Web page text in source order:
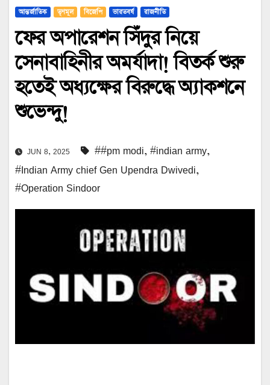
আন্তর্জাতিক তৃণমূল বিজেপি ভারতবর্ষ রাজনীতি
ফের অপারেশন সিঁদুর নিয়ে
সেনাবাহিনীর অমর্যাদা! বিতর্ক শুরু
হতেই অধ্যক্ষের বিরুদ্ধে অ্যাকশনে
শুভেন্দু!
JUN 8, 2025 ##pm modi, #indian army,
#Indian Army chief Gen Upendra Dwivedi,
#Operation Sindoor